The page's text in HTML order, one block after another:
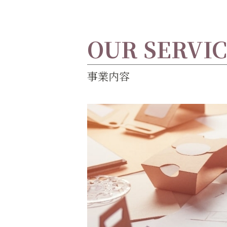
OUR
事業内容